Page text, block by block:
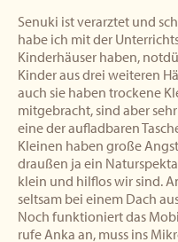
Senuki ist verarztet und
habe ich mit der
Kinderhäuser haben,
Kinder aus drei weiteren
auch sie haben trockene
mitgebracht, sind aber
eine der aufladbaren
Kleinen haben große
draußen ja ein
klein und hilflos wir sind.
seltsam bei einem Dach
Noch funktioniert das
rufe Anka an, muss ins